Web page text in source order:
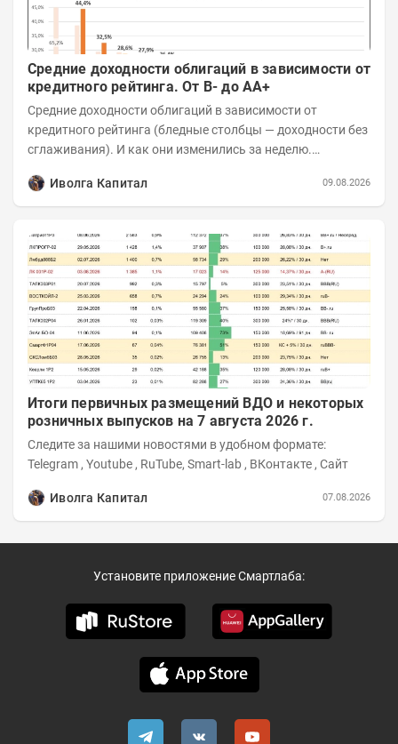
Средние доходности облигаций в зависимости от
кредитного рейтинга. От B- до AA+
Средние доходности облигаций в зависимости от
кредитного рейтинга (бледные столбцы — доходности без
сглаживания). И как они изменились за неделю.
Иволга Капитал
09.08.2026
Итоги первичных размещений ВДО и некоторых
розничных выпусков на 7 августа 2026 г.
Следите за нашими новостями в удобном формате:
Telegram , Youtube , RuTube, Smart-lab , ВКонтакте , Сайт
Иволга Капитал 07.08.2026
Установите приложение Смартлаба: